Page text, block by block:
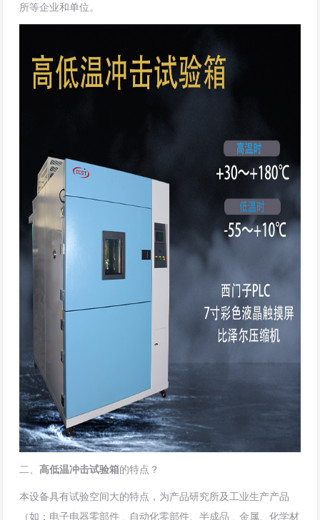
所等企业和单位。
二、 高低温冲击试验箱的特点？
本设备具有试验空间大的特点，为产品研究所及工业生产产品
（如：电子电器零部件﹑自动化零部件、半成品﹑金属、化学材